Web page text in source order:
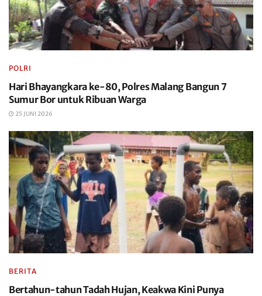
POLRI
Hari Bhayangkara ke-80, Polres Malang Bangun 7
Sumur Bor untuk Ribuan Warga
25 JUNI 2026
BERITA
Bertahun-tahun Tadah Hujan, Keakwa Kini Punya